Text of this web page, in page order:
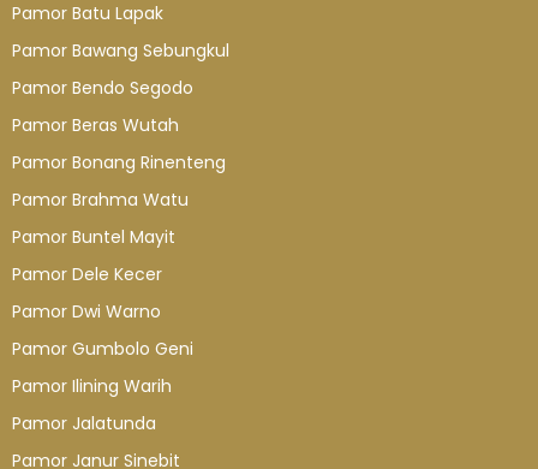
Pamor Batu Lapak
Pamor Bawang Sebungkul
Pamor Bendo Segodo
Pamor Beras Wutah
Pamor Bonang Rinenteng
Pamor Brahma Watu
Pamor Buntel Mayit
Pamor Dele Kecer
Pamor Dwi Warno
Pamor Gumbolo Geni
Pamor Ilining Warih
Pamor Jalatunda
Pamor Janur Sinebit